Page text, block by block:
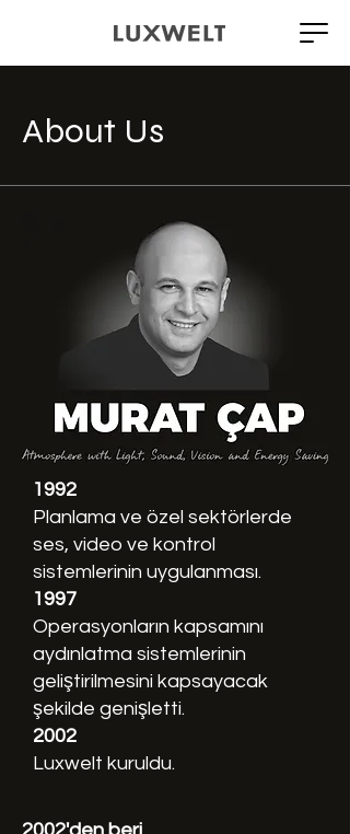
About Us
1992
Planlama ve özel sektörlerde
ses, video ve kontrol
sistemlerinin uygulanması.
1997
Operasyonların kapsamını
aydınlatma sistemlerinin
geliştirilmesini kapsayacak
şekilde genişletti.
2002
Luxwelt kuruldu.